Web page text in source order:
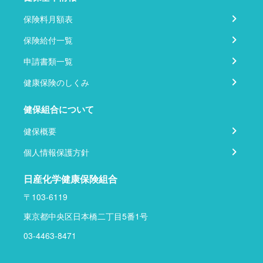
保険料月額表
保険給付一覧
申請書類一覧
健康保険のしくみ
健保組合について
健保概要
個人情報保護方針
日産化学健康保険組合
〒103-6119
東京都中央区日本橋二丁目5番1号
03-4463-8471